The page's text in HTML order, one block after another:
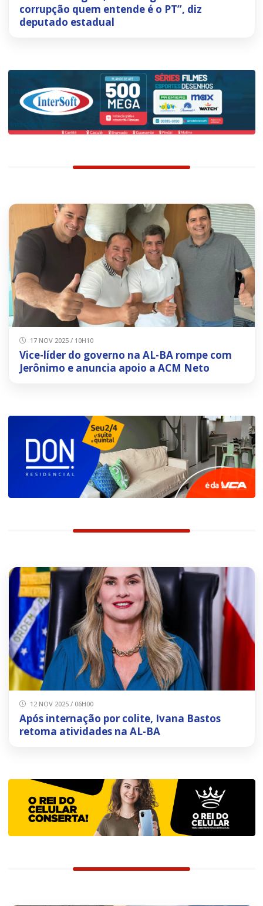
corrupção quem entende é o PT”, diz
deputado estadual
17 NOV 2025 / 10H10
Vice-líder do governo na AL-BA rompe com
Jerônimo e anuncia apoio a ACM Neto
12 NOV 2025 / 06H00
Após internação por colite, Ivana Bastos
retoma atividades na AL-BA